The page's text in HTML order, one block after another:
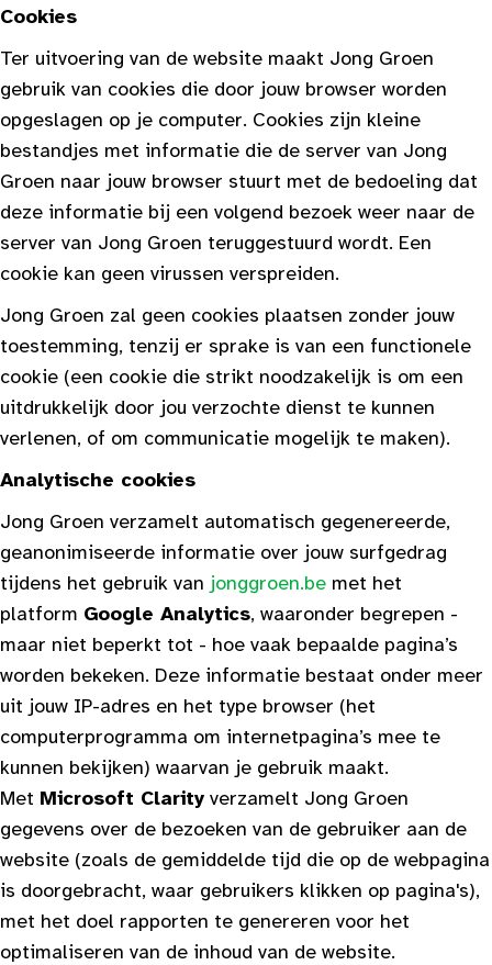
Cookies
Ter uitvoering van de website maakt Jong Groen
gebruik van cookies die door jouw browser worden
opgeslagen op je computer. Cookies zijn kleine
bestandjes met informatie die de server van Jong
Groen naar jouw browser stuurt met de bedoeling dat
deze informatie bij een volgend bezoek weer naar de
server van Jong Groen teruggestuurd wordt. Een
cookie kan geen virussen verspreiden.
Jong Groen zal geen cookies plaatsen zonder jouw
toestemming, tenzij er sprake is van een functionele
cookie (een cookie die strikt noodzakelijk is om een
uitdrukkelijk door jou verzochte dienst te kunnen
verlenen, of om communicatie mogelijk te maken).
Analytische cookies
Jong Groen verzamelt automatisch gegenereerde,
geanonimiseerde informatie over jouw surfgedrag
tijdens het gebruik van jonggroen.be met het
platform Google Analytics, waaronder begrepen -
maar niet beperkt tot - hoe vaak bepaalde pagina’s
worden bekeken. Deze informatie bestaat onder meer
uit jouw IP-adres en het type browser (het
computerprogramma om internetpagina’s mee te
kunnen bekijken) waarvan je gebruik maakt.
Met Microsoft Clarity verzamelt Jong Groen
gegevens over de bezoeken van de gebruiker aan de
website (zoals de gemiddelde tijd die op de webpagina
is doorgebracht, waar gebruikers klikken op pagina's),
met het doel rapporten te genereren voor het
optimaliseren van de inhoud van de website.